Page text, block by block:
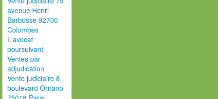
avenue Henri
Barbusse 92700
Colombes
L'avocat
poursuivant
Ventes par
adjudication
Vente judiciaire 8
boulevard Ornano